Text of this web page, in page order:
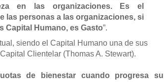
en las organizaciones. Es el
las personas a las organizaciones, si
Capital Humano, es Gasto”.
siendo el Capital Humano una de sus
Clientelar (Thomas A. Stewart).
de bienestar cuando progresa su